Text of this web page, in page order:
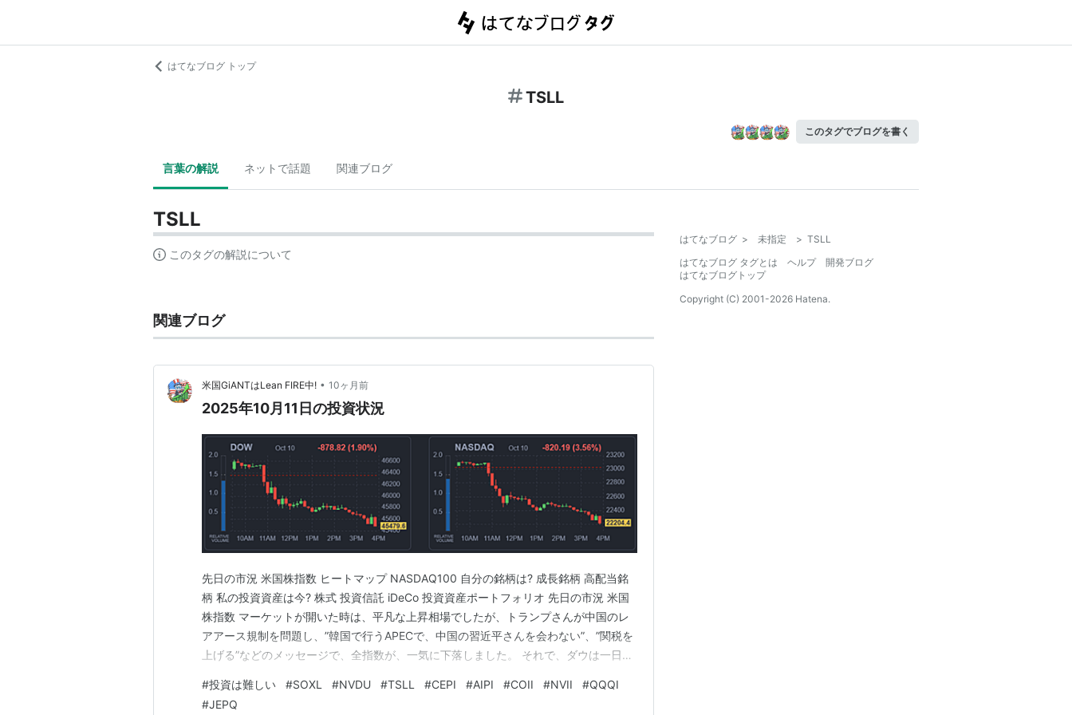
はてなブログ トップ
TSLL
このタグでブログを書く
言葉の解説 ネットで話題 関連ブログ
TSLL
このタグの解説について
関連ブログ
米国GiANTはLean FIRE中! • 10ヶ月前
2025年10月11日の投資状況
先日の市況 米国株指数 ヒートマップ NASDAQ100 自分の銘柄は? 成長銘柄 高配当銘
柄 私の投資資産は今? 株式 投資信託 iDeCo 投資資産ポートフォリオ 先日の市況 米国
株指数 マーケットが開いた時は、平凡な上昇相場でしたが、トランプさんが中国のレ
アアース規制を問題し、”韓国で行うAPECで、中国の習近平さんを会わない”、”関税を
上げる”などのメッセージで、全指数が、一気に下落しました。 それで、ダウは一日で
下落で終わりました。 ヒートマップ NASDAQ100 ハイテック系しか…
#投資は難しい #SOXL #NVDU #TSLL #CEPI #AIPI #COII #NVII #QQQI
#JEPQ
はてなブログ > 未指定 > TSLL
はてなブログ タグとは
ヘルプ
開発ブログ
はてなブログトップ
Copyright (C) 2001-2026 Hatena.